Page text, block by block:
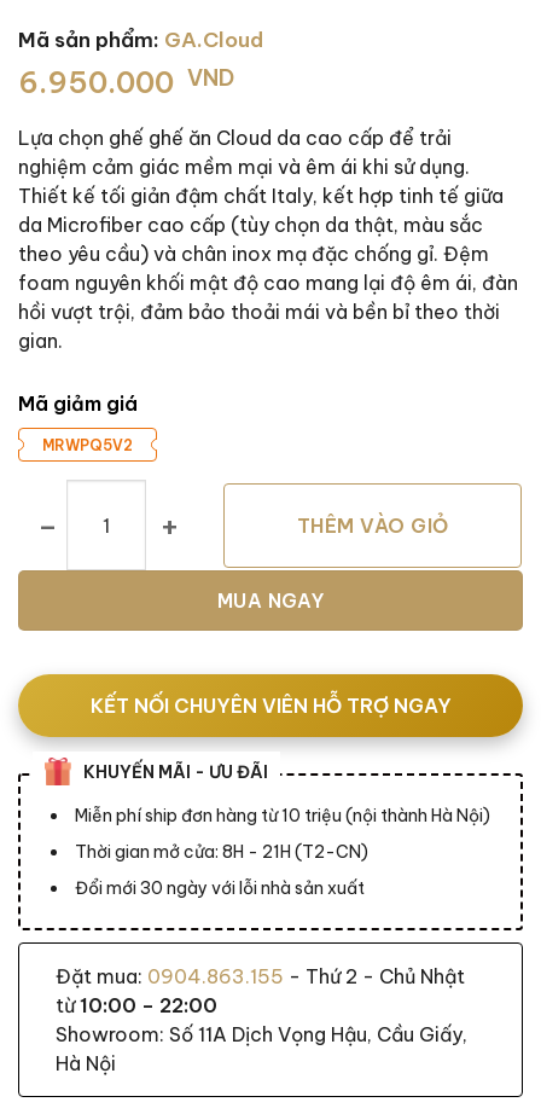
Mã sản phẩm: GA.Cloud
6.950.000 VND
Lựa chọn ghế ghế ăn Cloud da cao cấp để trải
nghiệm cảm giác mềm mại và êm ái khi sử dụng.
Thiết kế tối giản đậm chất Italy, kết hợp tinh tế giữa
da Microfiber cao cấp (tùy chọn da thật, màu sắc
theo yêu cầu) và chân inox mạ đặc chống gỉ. Đệm
foam nguyên khối mật độ cao mang lại độ êm ái, đàn
hồi vượt trội, đảm bảo thoải mái và bền bỉ theo thời
gian.
Mã giảm giá
MRWPQ5V2
THÊM VÀO GIỎ
MUA NGAY
KẾT NỐI CHUYÊN VIÊN HỖ TRỢ NGAY
KHUYẾN MÃI - ƯU ĐÃI
Miễn phí ship đơn hàng từ 10 triệu (nội thành Hà Nội)
Thời gian mở cửa: 8H - 21H (T2-CN)
Đổi mới 30 ngày với lỗi nhà sản xuất
Đặt mua: 0904.863.155 - Thứ 2 - Chủ Nhật
từ10:00 – 22:00
Showroom: Số 11A Dịch Vọng Hậu, Cầu Giấy,
Hà Nội